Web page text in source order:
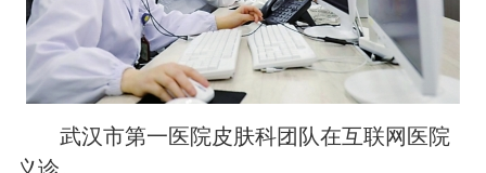
武汉市第一医院皮肤科团队在互联网医院